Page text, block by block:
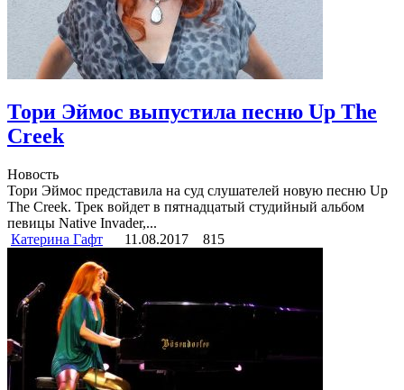
Тори Эймос выпустила песню Up The
Creek
Новость
Тори Эймос представила на суд слушателей новую песню Up
The Creek. Трек войдет в пятнадцатый студийный альбом
певицы Native Invader,...
Катерина Гафт
11.08.2017 815